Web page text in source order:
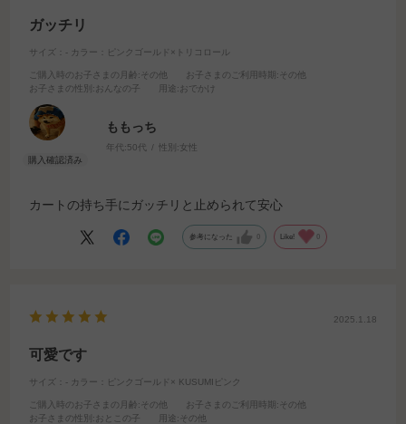
ガッチリ
サイズ：- カラー：ピンクゴールド×トリコロール
ご購入時のお子さまの月齢 :その他 お子さまのご利用時期 :その他
お子さまの性別 :おんなの子 用途 :おでかけ
ももっち
年代:50代 性別: 女性
カートの持ち手にガッチリと止められて安心
参考になった 0 Like! 0
2025.1.18
可愛です
サイズ：- カラー：ピンクゴールド× KUSUMIピンク
ご購入時のお子さまの月齢 :その他 お子さまのご利用時期 :その他
お子さまの性別 :おとこの子 用途 :その他